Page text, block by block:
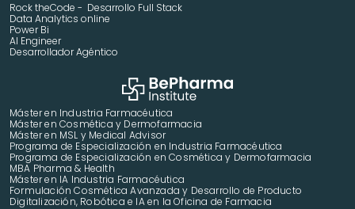
Rock theCode -  Desarrollo Full Stack
Data Analytics online
Power Bi
AI Engineer
Desarrollador Agéntico
Máster en Industria Farmacéutica
Máster en Cosmética y Dermofarmacia
Máster en MSL y Medical Advisor
Programa de Especialización en Industria Farmacéutica
Programa de Especialización en Cosmética y Dermofarmacia
MBA Pharma & Health
Máster en IA Industria Farmacéutica
Formulación Cosmética Avanzada y Desarrollo de Producto
Digitalización, Robótica e IA en la Oficina de Farmacia